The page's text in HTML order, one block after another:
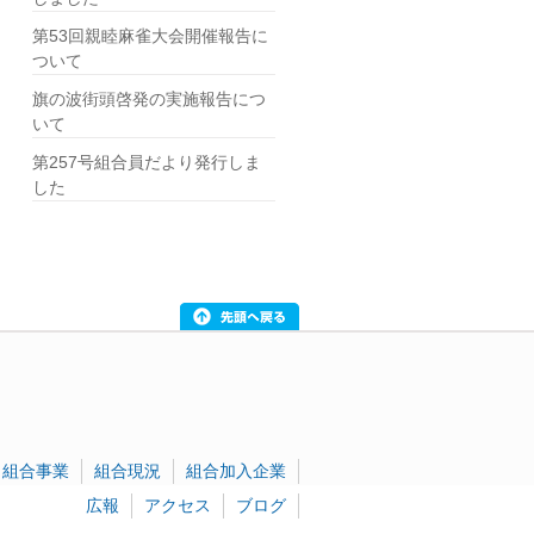
第53回親睦麻雀大会開催報告に
ついて
旗の波街頭啓発の実施報告につ
いて
第257号組合員だより発行しま
した
組合事業 組合現況
組合加入企業
広報
アクセス ブログ